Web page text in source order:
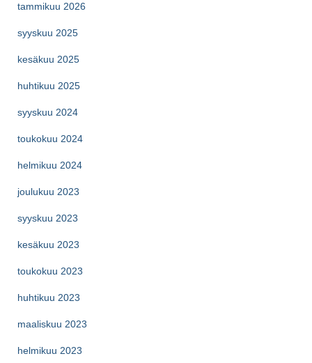
tammikuu 2026
syyskuu 2025
kesäkuu 2025
huhtikuu 2025
syyskuu 2024
toukokuu 2024
helmikuu 2024
joulukuu 2023
syyskuu 2023
kesäkuu 2023
toukokuu 2023
huhtikuu 2023
maaliskuu 2023
helmikuu 2023